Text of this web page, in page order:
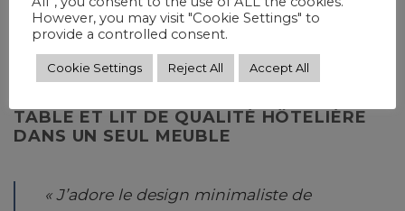
10 secondes.
TABLE ET LIT DE QUALITÉ HÔTELIÈRE
DANS UN SEUL MEUBLE
« J’adore le design minimaliste de
However, you may visit "Cookie Settings" to
provide a controlled consent.
Cookie Settings Reject All Accept All